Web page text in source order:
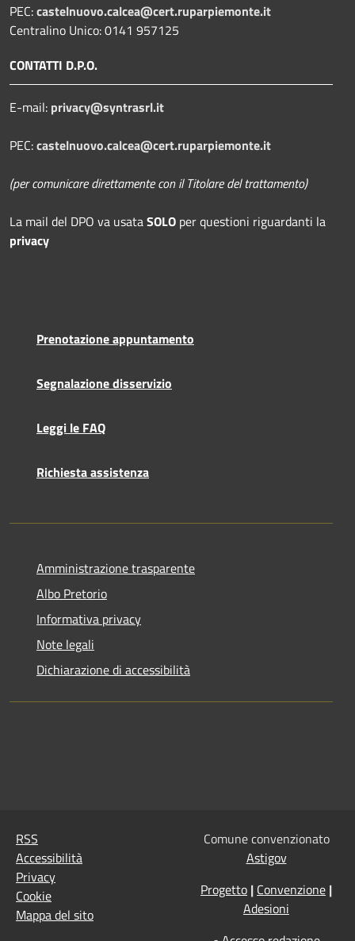
PEC:castelnuovo.calcea@cert.ruparpiemonte.it
Centralino Unico: 0141 957125
CONTATTI D.P.O.
E-mail: privacy@syntrasrl.it
PEC:castelnuovo.calcea@cert.ruparpiemonte.it
(per comunicare direttamente con il Titolare del trattamento)
La mail del DPO va usataSOLO per questioni riguardanti la
privacy
Prenotazione appuntamento
Segnalazione disservizio
Leggi le FAQ
Richiesta assistenza
Amministrazione trasparente
Albo Pretorio
Informativa privacy
Note legali
Dichiarazione di accessibilità
RSS
Accessibilità
Privacy
Cookie
Mappa del sito
Comune convenzionato
Astigov
Progetto | Convenzione |
Adesioni